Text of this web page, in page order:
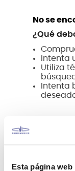
Esta página
No se
¿Qué
Intenta
Utiliza
Intenta